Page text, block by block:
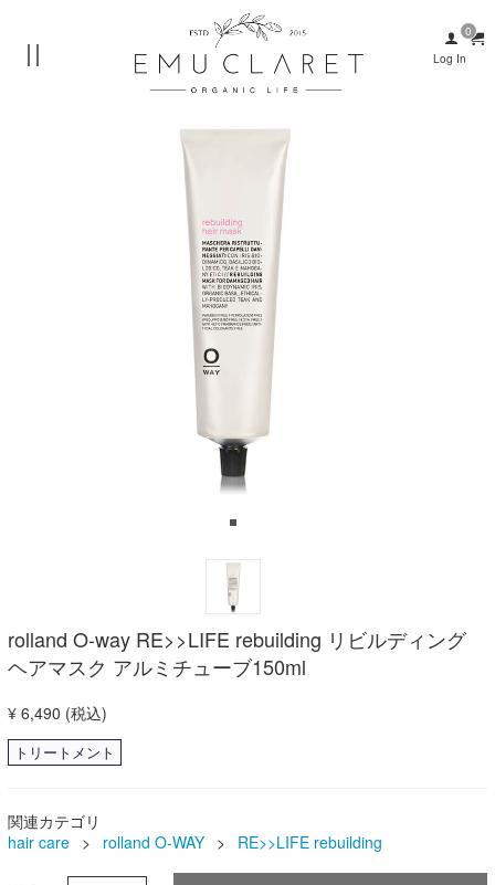
Log In
rolland O-way RE>>LIFE rebuilding リビルディング
ヘアマスク アルミチューブ150ml
¥ 6,490 (税込)
トリートメント
関連カテゴリ
hair care
rolland O-WAY RE>>LIFE rebuilding